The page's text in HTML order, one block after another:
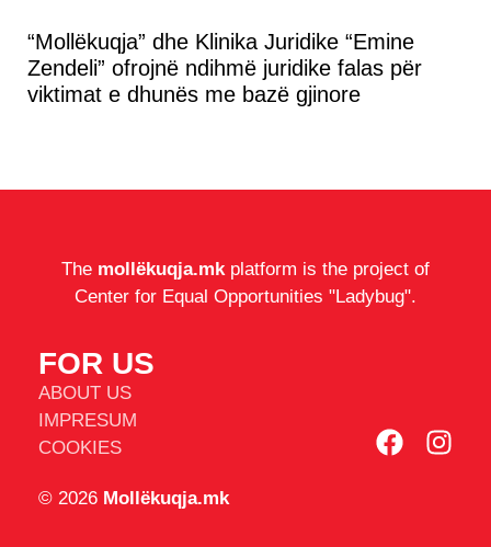
“Mollëkuqja” dhe Klinika Juridike “Emine
Zendeli” ofrojnë ndihmë juridike falas për
viktimat e dhunës me bazë gjinore
The mollëkuqja.mkplatform is the project of
Center for Equal Opportunities "Ladybug".
FOR US
ABOUT US
IMPRESUM
COOKIES
© 2026 Mollëkuqja.mk